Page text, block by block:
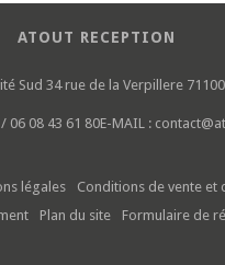
ATOUT RECEPTION
Sud 34 rue de la Verpillere
06 08 43 61 80E-MAIL :
légales
Conditions de vente et
Plan du site Formulaire de